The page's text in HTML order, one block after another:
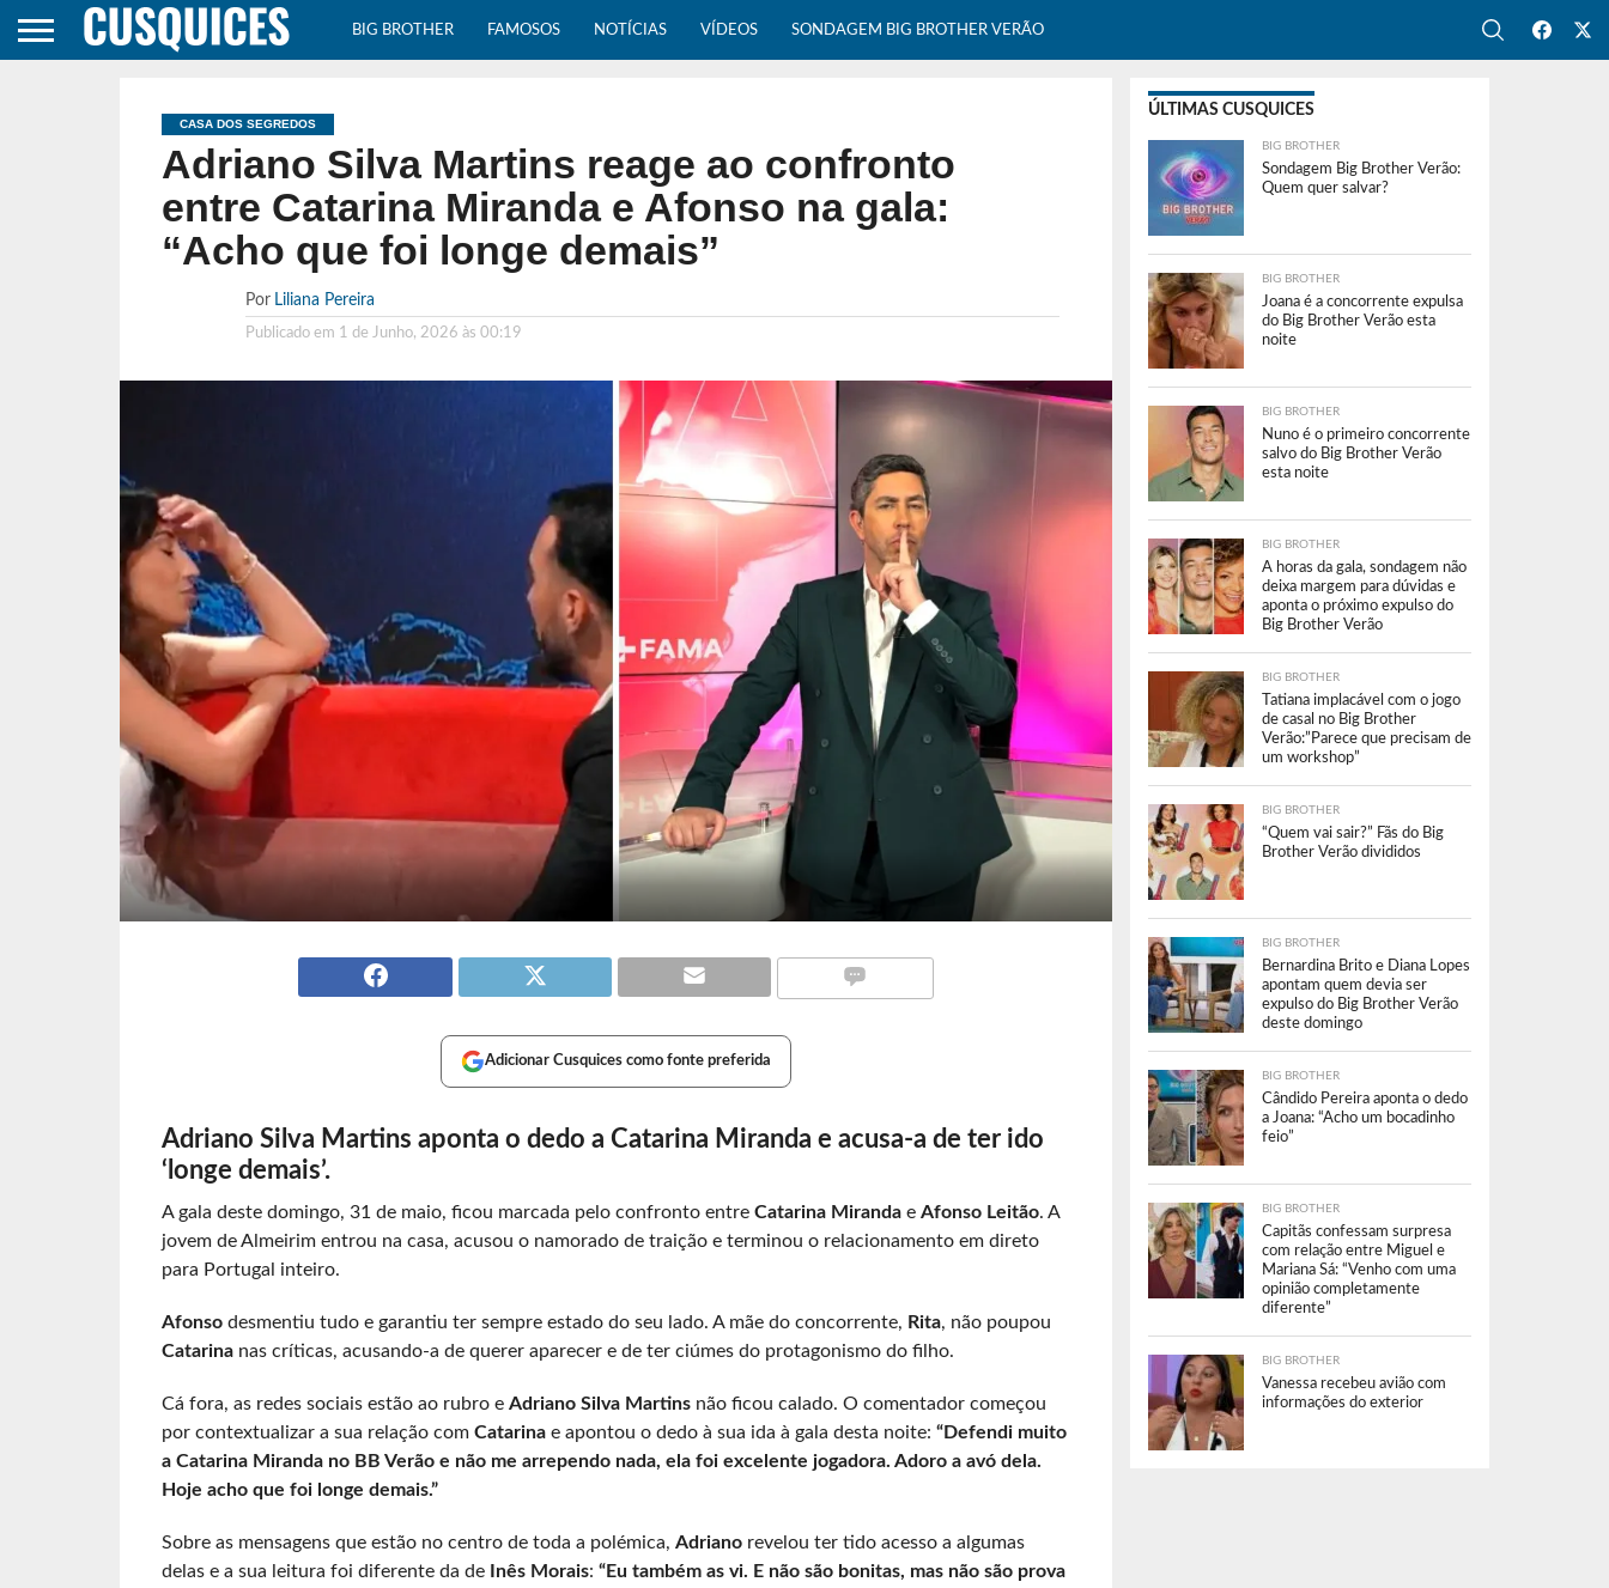
BIG BROTHER FAMOSOS NOTÍCIAS VÍDEOS SONDAGEM BIG BROTHER VERÃO
CASA DOS SEGREDOS
Adriano Silva Martins reage ao confronto
entre Catarina Miranda e Afonso na gala:
“Acho que foi longe demais”
Por Liliana Pereira
Publicado em 1 de Junho, 2026 às 00:19
Adicionar Cusquices como fonte preferida
Adriano Silva Martins aponta o dedo a Catarina Miranda e acusa-a de ter ido
‘longe demais’.
A gala deste domingo, 31 de maio, ficou marcada pelo confronto entre Catarina Mirandae Afonso Leitão. A
jovem de Almeirim entrou na casa, acusou o namorado de traição e terminou o relacionamento em direto
para Portugal inteiro.
Afonsodesmentiu tudo e garantiu ter sempre estado do seu lado. A mãe do concorrente, Rita, não poupou
Catarinanas críticas, acusando-a de querer aparecer e de ter ciúmes do protagonismo do filho.
Cá fora, as redes sociais estão ao rubro e Adriano Silva Martinsnão ficou calado. O comentador começou
por contextualizar a sua relação com Catarinae apontou o dedo à sua ida à gala desta noite: “Defendi muito
a Catarina Miranda no BB Verão e não me arrependo nada, ela foi excelente jogadora. Adoro a avó dela.
Hoje acho que foi longe demais.”
Sobre as mensagens que estão no centro de toda a polémica, Adrianorevelou ter tido acesso a algumas
delas e a sua leitura foi diferente da de
Inês Morais: “Eu também as vi. E não são bonitas, mas não são prova
ÚLTIMAS CUSQUICES
BIG BROTHER
Sondagem Big Brother Verão:
Quem quer salvar?
BIG BROTHER
Joana é a concorrente expulsa
do Big Brother Verão esta
noite
BIG BROTHER
Nuno é o primeiro concorrente
salvo do Big Brother Verão
esta noite
BIG BROTHER
A horas da gala, sondagem não
deixa margem para dúvidas e
aponta o próximo expulso do
Big Brother Verão
BIG BROTHER
Tatiana implacável com o jogo
de casal no Big Brother
Verão:”Parece que precisam de
um workshop”
BIG BROTHER
“Quem vai sair?” Fãs do Big
Brother Verão divididos
BIG BROTHER
Bernardina Brito e Diana Lopes
apontam quem devia ser
expulso do Big Brother Verão
deste domingo
BIG BROTHER
Cândido Pereira aponta o dedo
a Joana: “Acho um bocadinho
feio”
BIG BROTHER
Capitãs confessam surpresa
com relação entre Miguel e
Mariana Sá: “Venho com uma
opinião completamente
diferente”
BIG BROTHER
Vanessa recebeu avião com
informações do exterior